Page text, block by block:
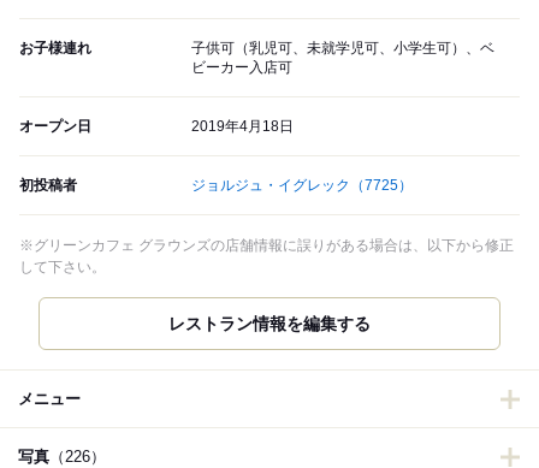
お子様連れ
子供可（乳児可、未就学児可、小学生可）、ベ
ビーカー入店可
オープン日 2019年4月18日
初投稿者 ジョルジュ・イグレック （7725）
※グリーンカフェ グラウンズの店舗情報に誤りがある場合は、以下から修正
して下さい。
レストラン情報を編集する
メニュー
写真 （226）